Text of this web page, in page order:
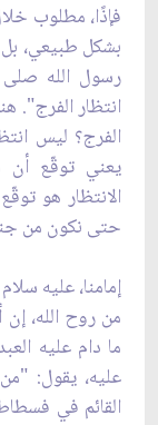
فإذًا، مطلوب
بشكل طبيعي،
رسول الله
انتظار الفرج".
الفرج؟ ليس
يعني توقّع أن
الانتظار هو
حتى نكون من
إمامنا، عليه
من روح الله،
ما دام عليه
عليه، يقول:
القائم في